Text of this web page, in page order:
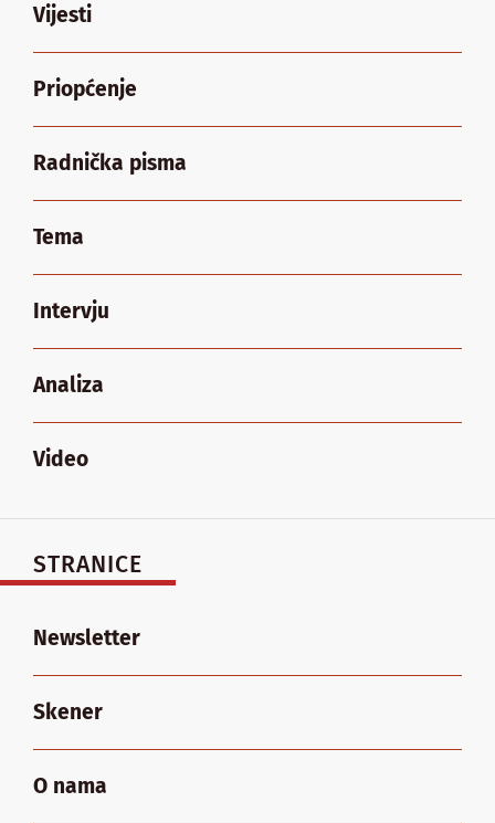
Vijesti
Priopćenje
Radnička pisma
Tema
Intervju
Analiza
Video
STRANICE
Newsletter
Skener
O nama